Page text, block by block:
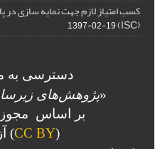
کسب امتیاز لازم جهت نمایه سازی در
(ISC)
1397-02-19
دسترسی به
«پژوهش‌های
بر اساس مجوز
(
CC BY
)